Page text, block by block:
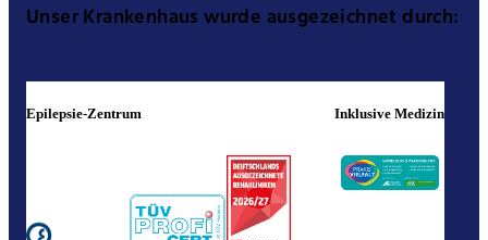
Unser Krankenhaus wurde ausgezeichnet durch:
Epilepsie-Zentrum Inklusive Medizin